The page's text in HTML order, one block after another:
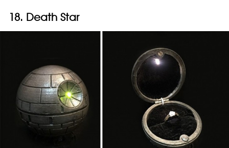
18. Death Star